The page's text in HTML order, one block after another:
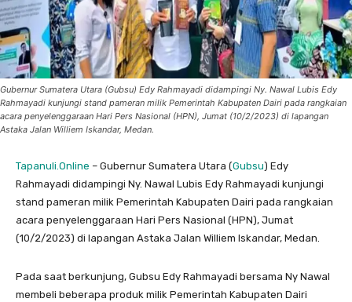
Gubernur Sumatera Utara (Gubsu) Edy Rahmayadi didampingi Ny. Nawal Lubis Edy
Rahmayadi kunjungi stand pameran milik Pemerintah Kabupaten Dairi pada rangkaian
acara penyelenggaraan Hari Pers Nasional (HPN), Jumat (10/2/2023) di lapangan
Astaka Jalan Williem Iskandar, Medan.
Tapanuli.Online – Gubernur Sumatera Utara (Gubsu) Edy
Rahmayadi didampingi Ny. Nawal Lubis Edy Rahmayadi kunjungi
stand pameran milik Pemerintah Kabupaten Dairi pada rangkaian
acara penyelenggaraan Hari Pers Nasional (HPN), Jumat
(10/2/2023) di lapangan Astaka Jalan Williem Iskandar, Medan.
Pada saat berkunjung, Gubsu Edy Rahmayadi bersama Ny Nawal
membeli beberapa produk milik Pemerintah Kabupaten Dairi